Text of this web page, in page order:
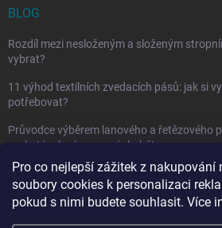
Pro co nejlepší zážitek z nakupování
soubory cookies k personalizaci
pokud s nimi budete souhlasit. Více
BLOG
Rozdíl mezi nesloženým a složeným
vybrat?
11 výhod textilních zvedacích pásů: jak si
potřebovat?
Průvodce výběrem lanového a řetězového
vychytávek vám nesmí chybět